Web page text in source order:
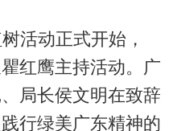
活动正式开始，
红鹰主持活动。广
局长侯文明在致辞
行绿美广东精神的